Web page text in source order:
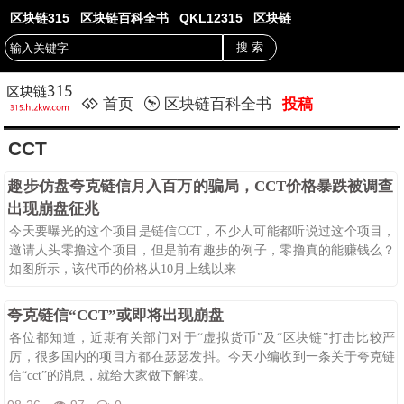
区块链315 区块链百科全书 QKL12315 区块链
首页 区块链百科全书 投稿
CCT
趣步仿盘夸克链信月入百万的骗局，CCT价格暴跌被调查
出现崩盘征兆
今天要曝光的这个项目是链信CCT，不少人可能都听说过这个项目，
邀请人头零撸这个项目，但是前有趣步的例子，零撸真的能赚钱么？
如图所示，该代币的价格从10月上线以来
夸克链信“CCT”或即将出现崩盘
各位都知道，近期有关部门对于“虚拟货币”及“区块链”打击比较严
厉，很多国内的项目方都在瑟瑟发抖。今天小编收到一条关于夸克链
信“cct”的消息，就给大家做下解读。